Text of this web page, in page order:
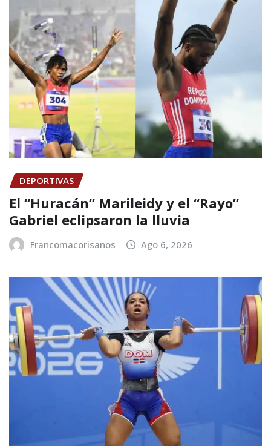
DEPORTIVAS
El “Huracán” Marileidy y el “Rayo”
Gabriel eclipsaron la lluvia
Francomacorisanos Ago 6, 2026